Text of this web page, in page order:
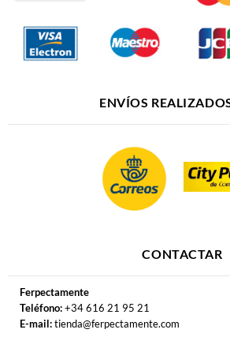
ENVÍOS
CONTACTAR
Ferpectamente
Teléfono:+34 616 21 95 21
E-mail:tienda@ferpectamente.com